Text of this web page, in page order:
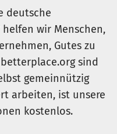
deutsche
wir Menschen,
Gutes zu
sind
gemeinnützig
arbeiten, ist unsere
kostenlos.